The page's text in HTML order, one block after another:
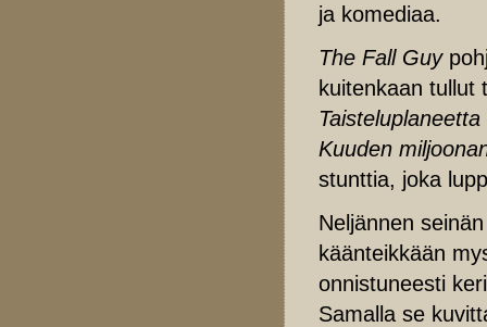
ja komediaa.
The Fall Guy
kuitenkaan tullut
Kuuden
stunttia, joka
Neljännen
käänteikkään
onnistuneesti
Samalla se